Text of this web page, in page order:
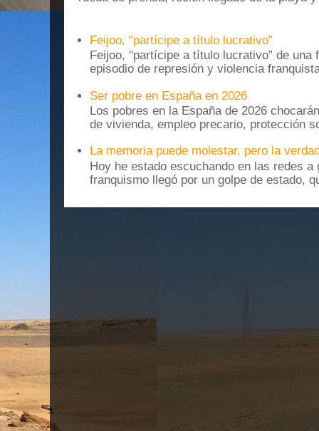
Feijoo, "partícipe a título lucrativo”
Feijoo, "partícipe a título lucrativo” de una
episodio de represión y violencia
Ser pobre en España en 2026
Los pobres en la España de 2026
de vivienda, empleo precario, protección
La memoria puede molestar, pero la
Hoy he estado escuchando en las redes a
franquismo llegó por un golpe de estado,